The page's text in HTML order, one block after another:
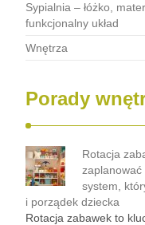
Sypialnia – łóżko,
funkcjonalny układ
Wnętrza
Porady
Rotacja
zaplanować
system,
i porządek dziecka
Rotacja zabawek to